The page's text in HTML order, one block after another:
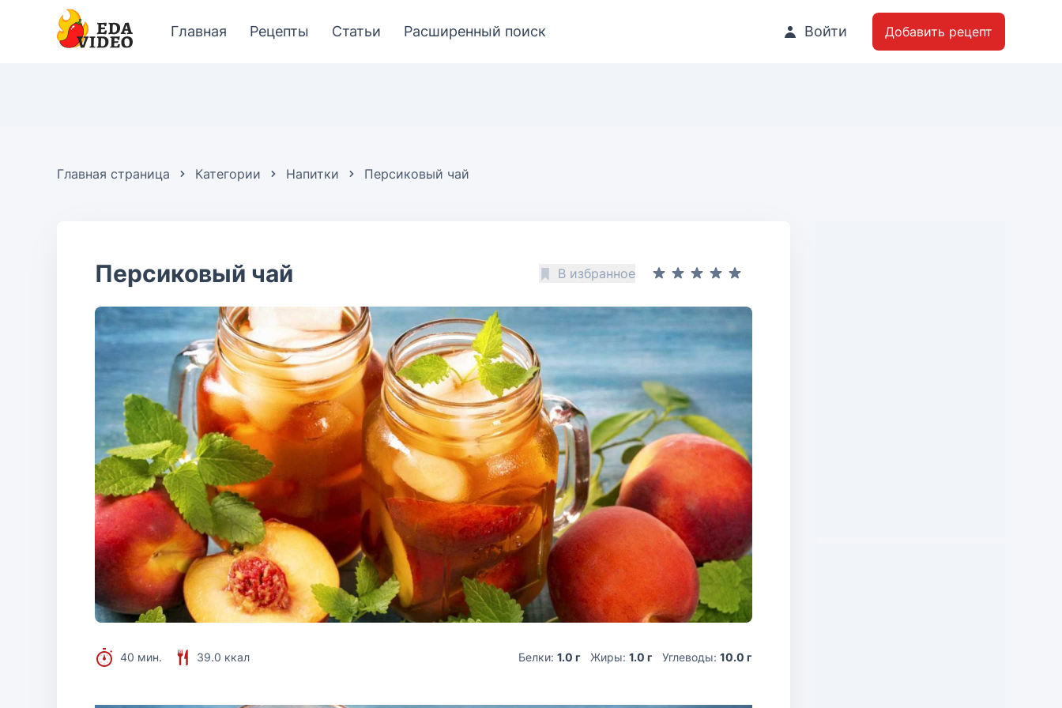
Главная Рецепты Статьи Расширенный поиск Войти Добавить рецепт
Главная страница Категории Напитки Персиковый чай
Персиковый чай В избранное
40 мин. 39.0 ккал Белки: 1.0 г Жиры: 1.0 г Углеводы: 10.0 г